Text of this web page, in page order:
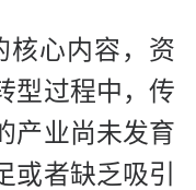
核心内容，资
型过程中，传
产业尚未发育
或者缺乏吸引